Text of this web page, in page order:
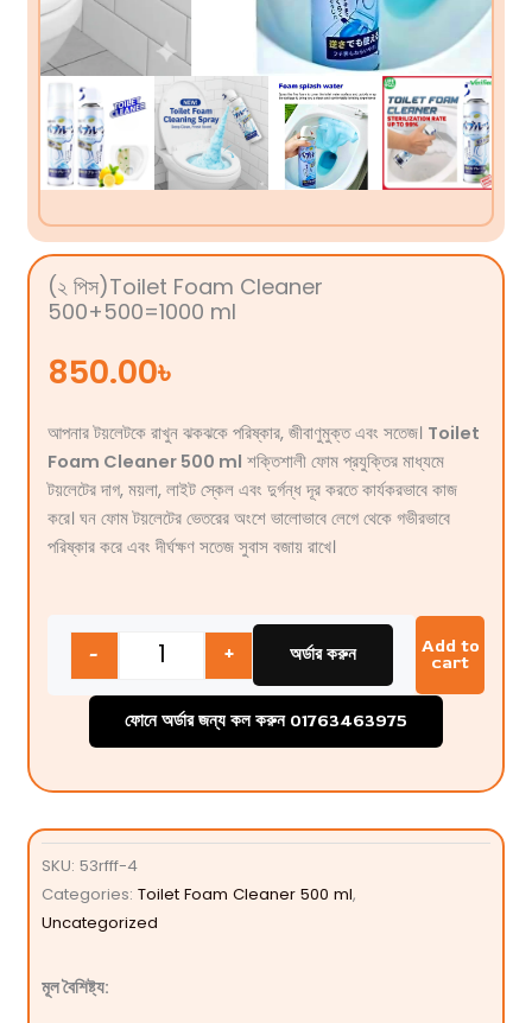
(২ পিস)Toilet Foam Cleaner
500+500=1000 ml
850.00৳
আপনার টয়লেটকে রাখুন ঝকঝকে পরিষ্কার, জীবাণুমুক্ত এবং সতেজ। Toilet
Foam Cleaner 500 ml শক্তিশালী ফোম প্রযুক্তির মাধ্যমে
টয়লেটের দাগ, ময়লা, লাইট স্কেল এবং দুর্গন্ধ দূর করতে কার্যকরভাবে কাজ
করে। ঘন ফোম টয়লেটের ভেতরের অংশে ভালোভাবে লেগে থেকে গভীরভাবে
পরিষ্কার করে এবং দীর্ঘক্ষণ সতেজ সুবাস বজায় রাখে।
Quantity
- + অর্ডার করুন Add to
cart
ফোনে অর্ডার জন্য কল করুন 01763463975
SKU: 53rfff-4
Categories: Toilet Foam Cleaner 500 ml,
Uncategorized
মূল বৈশিষ্ট্য: